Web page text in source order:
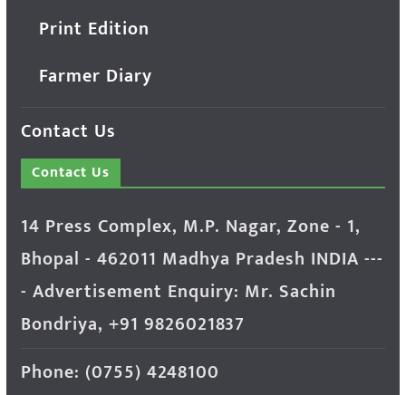
Print Edition
Farmer Diary
Contact Us
Contact Us
14 Press Complex, M.P. Nagar, Zone - 1,
Bhopal - 462011 Madhya Pradesh INDIA ---
- Advertisement Enquiry: Mr. Sachin
Bondriya, +91 9826021837
Phone: (0755) 4248100